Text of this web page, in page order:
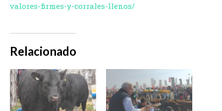
valores-firmes-y-corrales-llenos/
Relacionado